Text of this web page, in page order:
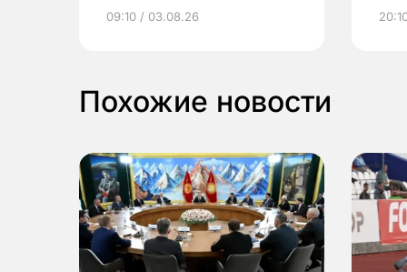
выиграть призы
09:10 / 03.08.26
Похожие новости